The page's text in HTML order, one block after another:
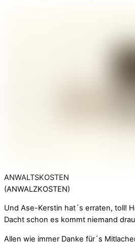
ANWALTSKOSTEN
(ANWALZKOSTEN)
Und Ase-Kerstin hat´s erraten, toll!
Dacht schon es kommt niemand
Allen wie immer Danke für´s